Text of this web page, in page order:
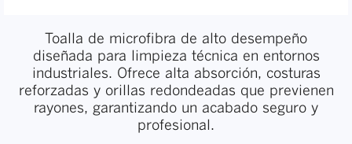
Toalla de microfibra de alto desempeño
diseñada para limpieza técnica en entornos
industriales. Ofrece alta absorción, costuras
reforzadas y orillas redondeadas que previenen
rayones, garantizando un acabado seguro y
profesional.